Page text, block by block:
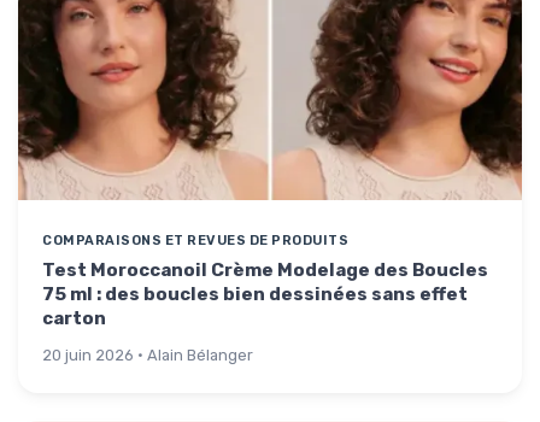
COMPARAISONS ET REVUES DE PRODUITS
Test Moroccanoil Crème Modelage des Boucles
75 ml : des boucles bien dessinées sans effet
carton
20 juin 2026 · Alain Bélanger